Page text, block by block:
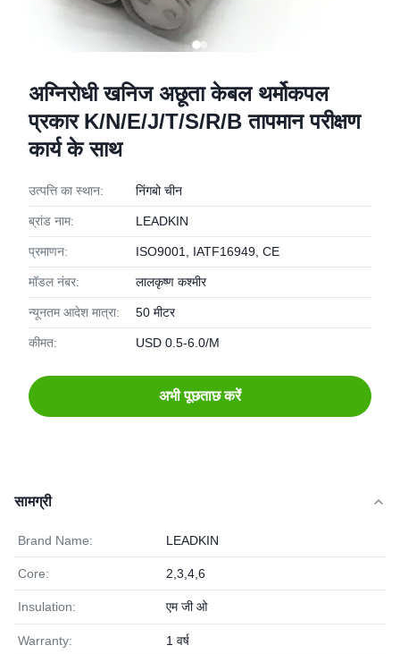
अग्निरोधी खनिज अछूता केबल थर्मोकपल
प्रकार K/N/E/J/T/S/R/B तापमान परीक्षण
कार्य के साथ
उत्पत्ति का स्थान: निंगबो चीन
ब्रांड नाम: LEADKIN
प्रमाणन: ISO9001, IATF16949, CE
मॉडल नंबर: लालकृष्ण कश्मीर
न्यूनतम आदेश मात्रा: 50 मीटर
कीमत: USD 0.5-6.0/M
अभी पूछताछ करें
सामग्री
Brand Name: LEADKIN
Core: 2,3,4,6
Insulation: एम जी ओ
Warranty: 1 वर्ष